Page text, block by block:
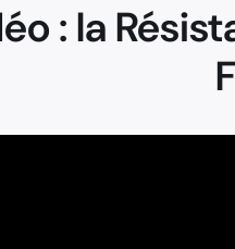
: la